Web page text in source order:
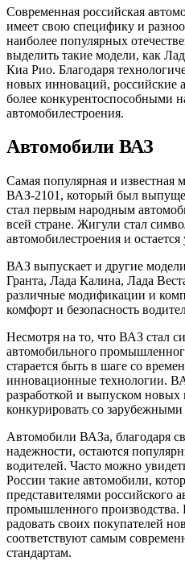
Современная российская
имеет свою специфику и
наиболее популярных
выделить такие модели, как
Киа Рио. Благодаря
новых инноваций, российские
более конкурентоспособными
автомобилестроения.
Автомобили ВАЗ
Самая популярная и
ВАЗ-2101, который был
стал первым народным
всей стране. Жигули стал
автомобилестроения и
ВАЗ выпускает и другие
Гранта, Лада Калина, Лада
различные модификации и
комфорт и безопасность
Несмотря на то, что ВАЗ стал
автомобильного
старается быть в шаге со
инновационные технологии.
разработкой и выпуском
конкурировать со
Автомобили ВАЗа, благодаря
надежности, остаются
водителей. Часто можно
России такие автомобили,
представителями российского
промышленного производства.
радовать своих покупателей
соответствуют самым
стандартам.